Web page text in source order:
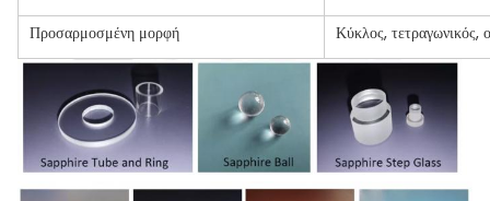
Προσαρμοσμένη μορφή
Κύκλος, τετραγωνικός,